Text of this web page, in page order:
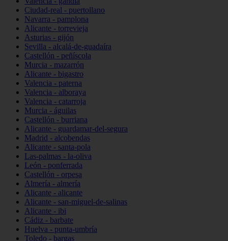
Ciudad-real - puertollano
Navarra - pamplona
Alicante - torrevieja
Asturias - gijón
Sevilla - alcalá-de-guadaíra
Castellón - peñíscola
Murcia - mazarrón
Alicante - bigastro
Valencia - paterna
Valencia - alboraya
Valencia - catarroja
Murcia - águilas
Castellón - burriana
Alicante - guardamar-del-segura
Madrid - alcobendas
Alicante - santa-pola
Las-palmas - la-oliva
León - ponferrada
Castellón - orpesa
Almería - almería
Alicante - alicante
Alicante - san-miguel-de-salinas
Alicante - ibi
Cádiz - barbate
Huelva - punta-umbría
Toledo - bargas